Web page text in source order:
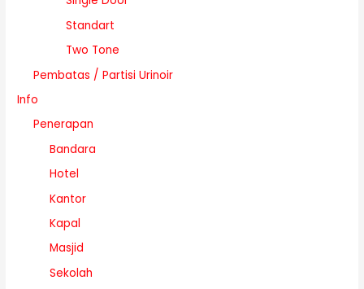
Standart
Two Tone
Pembatas / Partisi Urinoir
Info
Penerapan
Bandara
Hotel
Kantor
Kapal
Masjid
Sekolah